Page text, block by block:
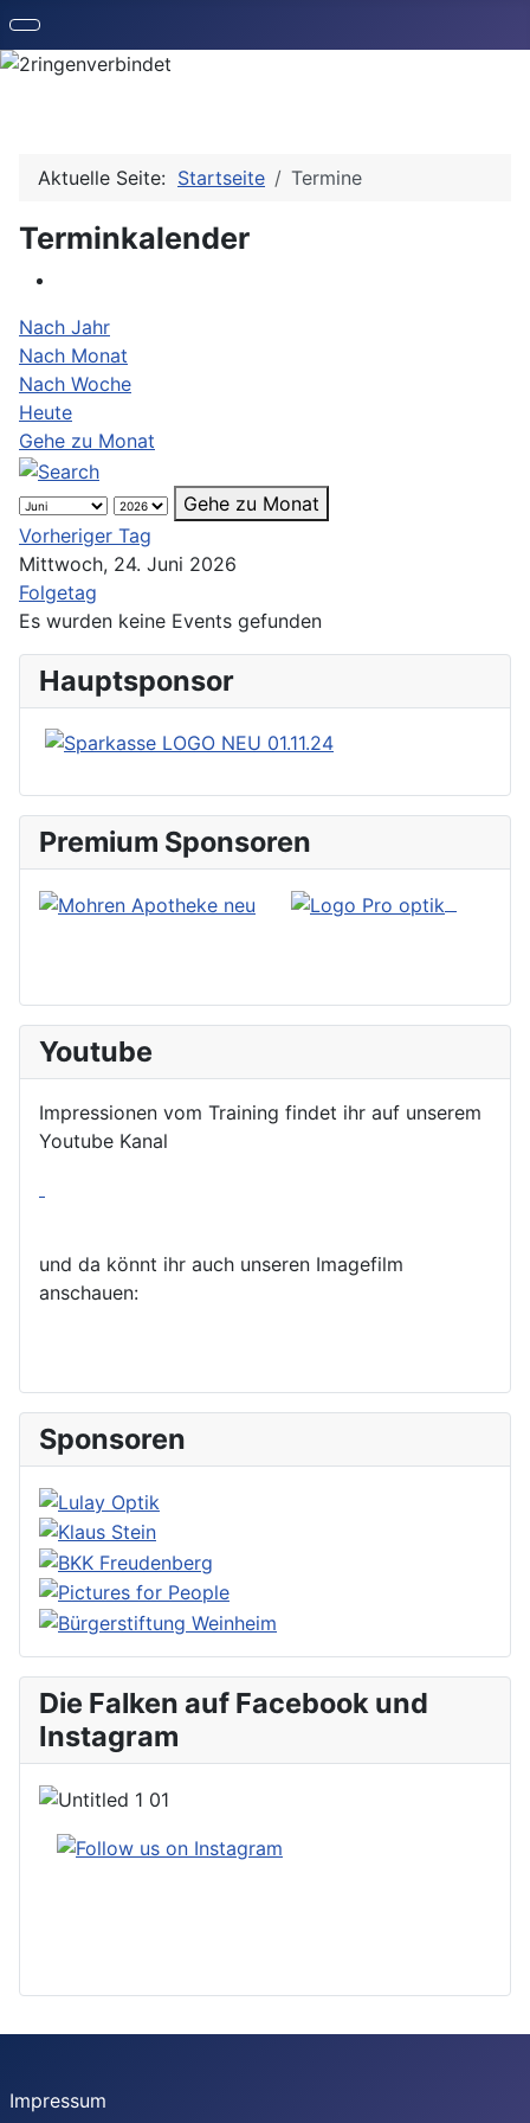
Aktuelle Seite: Startseite Termine
Terminkalender
Nach Jahr
Nach Monat
Nach Woche
Heute
Gehe zu Monat
Gehe zu Monat
Vorheriger Tag
Mittwoch, 24. Juni 2026
Folgetag
Es wurden keine Events gefunden
Hauptsponsor
Premium Sponsoren
Youtube
Impressionen vom Training findet ihr auf unserem
Youtube Kanal
und da könnt ihr auch unseren Imagefilm
anschauen:
Sponsoren
Die Falken auf Facebook und
Instagram
Impressum